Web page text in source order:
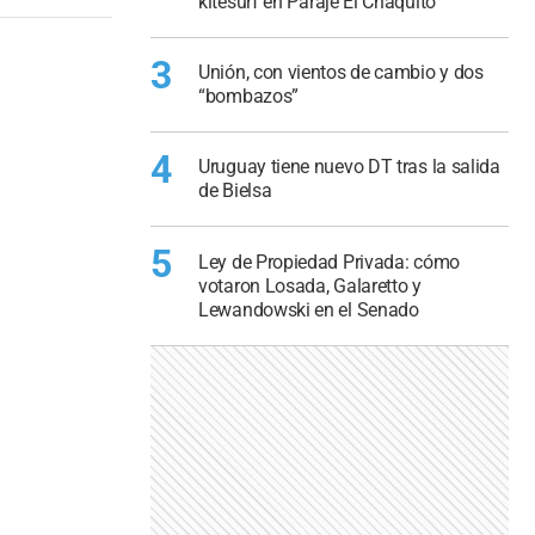
3
Unión, con vientos de cambio y dos
“bombazos”
4
Uruguay tiene nuevo DT tras la salida
de Bielsa
5
Ley de Propiedad Privada: cómo
votaron Losada, Galaretto y
Lewandowski en el Senado